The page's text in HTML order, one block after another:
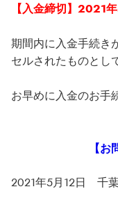
【入金締切】2021
期間内に入金手続き
セルされたものとし
お早めに入金のお手
【
2021年5月12日 千